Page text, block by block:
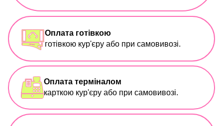
Оплата готівкою
готівкою кур'єру або при самовивозі.
Оплата терміналом
карткою кур'єру або при самовивозі.